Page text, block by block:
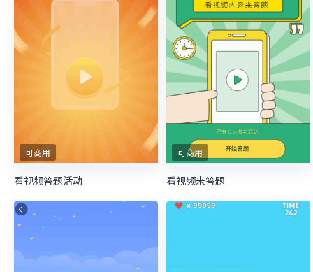
可商用
看视频答题活动
可商用
看视频来答题